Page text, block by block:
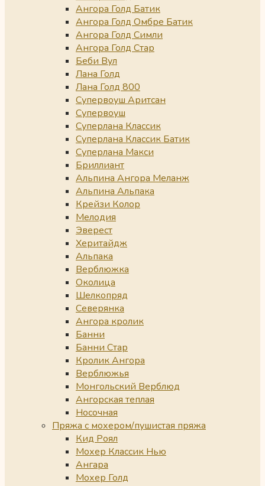
Ангора Голд Батик
Ангора Голд Омбре Батик
Ангора Голд Симли
Ангора Голд Стар
Беби Вул
Лана Голд
Лана Голд 800
Супервоуш Аритсан
Супервоуш
Суперлана Классик
Суперлана Классик Батик
Суперлана Макси
Бриллиант
Альпина Ангора Меланж
Альпина Альпака
Крейзи Колор
Мелодия
Эверест
Херитайдж
Альпака
Верблюжка
Околица
Шелкопряд
Северянка
Ангора кролик
Банни
Банни Стар
Кролик Ангора
Верблюжья
Монгольский Верблюд
Ангорская теплая
Носочная
Пряжа с мохером/пушистая пряжа
Кид Роял
Мохер Классик Нью
Ангара
Мохер Голд